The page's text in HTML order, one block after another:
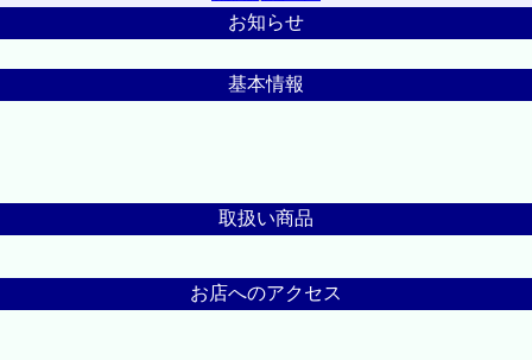
お知らせ
基本情報
取扱い商品
お店へのアクセス